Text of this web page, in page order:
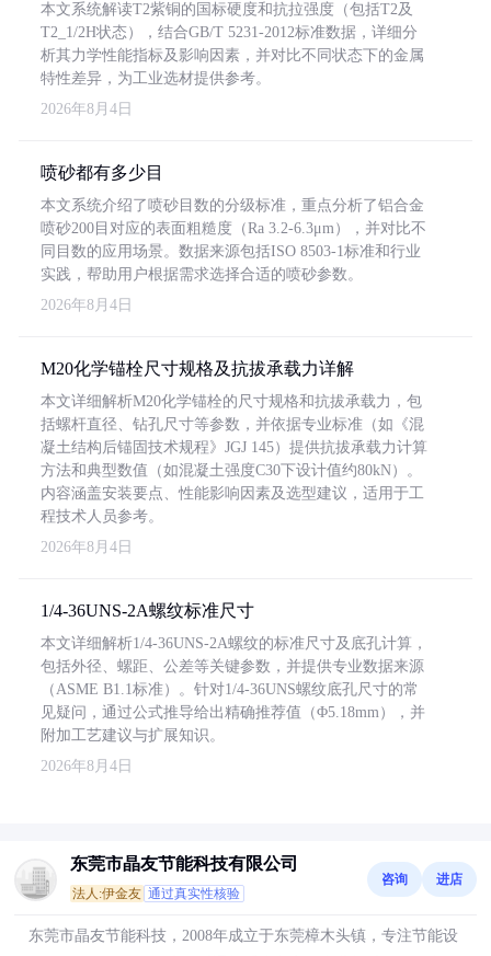
本文系统解读T2紫铜的国标硬度和抗拉强度（包括T2及
T2_1/2H状态），结合GB/T 5231-2012标准数据，详细分
析其力学性能指标及影响因素，并对比不同状态下的金属
特性差异，为工业选材提供参考。
2026年8月4日
喷砂都有多少目
本文系统介绍了喷砂目数的分级标准，重点分析了铝合金
喷砂200目对应的表面粗糙度（Ra 3.2-6.3μm），并对比不
同目数的应用场景。数据来源包括ISO 8503-1标准和行业
实践，帮助用户根据需求选择合适的喷砂参数。
2026年8月4日
M20化学锚栓尺寸规格及抗拔承载力详解
本文详细解析M20化学锚栓的尺寸规格和抗拔承载力，包
括螺杆直径、钻孔尺寸等参数，并依据专业标准（如《混
凝土结构后锚固技术规程》JGJ 145）提供抗拔承载力计算
方法和典型数值（如混凝土强度C30下设计值约80kN）。
内容涵盖安装要点、性能影响因素及选型建议，适用于工
程技术人员参考。
2026年8月4日
1/4-36UNS-2A螺纹标准尺寸
本文详细解析1/4-36UNS-2A螺纹的标准尺寸及底孔计算，
包括外径、螺距、公差等关键参数，并提供专业数据来源
（ASME B1.1标准）。针对1/4-36UNS螺纹底孔尺寸的常
见疑问，通过公式推导给出精确推荐值（Φ5.18mm），并
附加工艺建议与扩展知识。
2026年8月4日
东莞市晶友节能科技有限公司
法人:伊金友 通过真实性核验
咨询 进店
东莞市晶友节能科技，2008年成立于东莞樟木头镇，专注节能设